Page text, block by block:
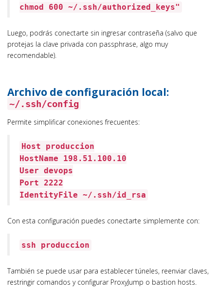
chmod 600 ~/.ssh/authorized_keys"
Luego, podrás conectarte sin ingresar contraseña (salvo que
protejas la clave privada con passphrase, algo muy
recomendable).
Archivo de configuración local:
~/.ssh/config
Permite simplificar conexiones frecuentes:
Host produccion
HostName 198.51.100.10
User devops
Port 2222
IdentityFile ~/.ssh/id_rsa
Con esta configuración puedes conectarte simplemente con:
ssh produccion
También se puede usar para establecer túneles, reenviar claves,
restringir comandos y configurar ProxyJump o bastion hosts.